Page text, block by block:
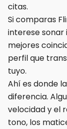
citas.
Si comparas
interese sonar
mejores
perfil que
tuyo.
Ahí es donde
diferencia.
velocidad y el
tono, los